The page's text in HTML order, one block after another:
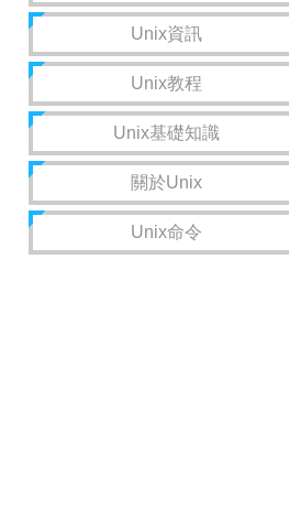
Unix資訊
Unix教程
Unix基礎知識
關於Unix
Unix命令